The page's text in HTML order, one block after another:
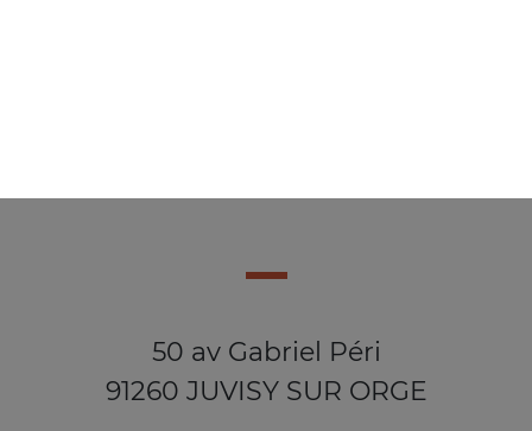
50 av Gabriel Péri
91260 JUVISY SUR ORGE